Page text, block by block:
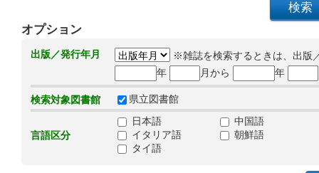
オプション
出版／発行年月
※雑誌を検索するときは、出版
年
月から 年
検索対象図書館 県立図書館
言語区分
日本語
中国語
イタリア語
朝鮮語
タイ語